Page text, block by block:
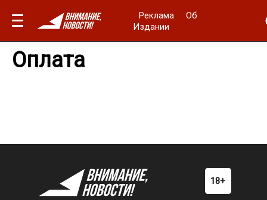
Реклама
Об
Издании
Оплата